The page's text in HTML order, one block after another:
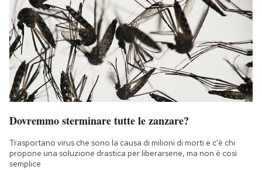
Dovremmo sterminare tutte le zanzare?
Trasportano virus che sono la causa di milioni di morti e c'è chi
propone una soluzione drastica per liberarsene, ma non è così
semplice